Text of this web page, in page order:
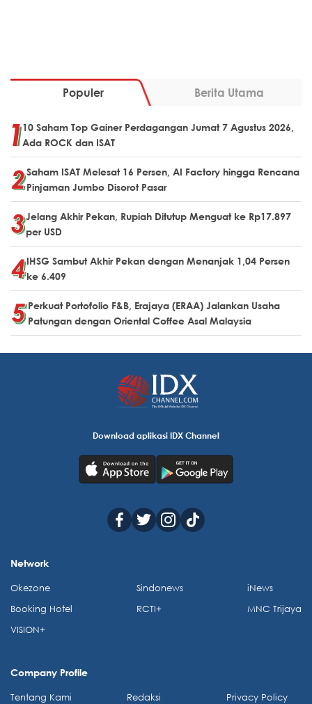
Populer Berita Utama
10 Saham Top Gainer Perdagangan Jumat 7 Agustus 2026,
Ada ROCK dan ISAT
Saham ISAT Melesat 16 Persen, AI Factory hingga Rencana
Pinjaman Jumbo Disorot Pasar
Jelang Akhir Pekan, Rupiah Ditutup Menguat ke Rp17.897
per USD
IHSG Sambut Akhir Pekan dengan Menanjak 1,04 Persen
ke 6.409
Perkuat Portofolio F&B, Erajaya (ERAA) Jalankan Usaha
Patungan dengan Oriental Coffee Asal Malaysia
Download aplikasi IDX Channel
Network
Okezone
Booking Hotel
VISION+
Sindonews
RCTI+
iNews
MNC Trijaya
Company Profile
Tentang Kami Redaksi Privacy Policy